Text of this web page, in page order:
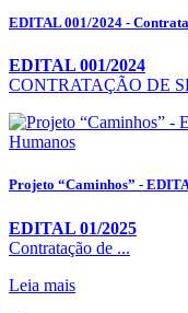
EDITAL 001/2024 -
EDITAL 001/2024
CONTRATAÇÃO DE
Projeto “Caminhos” -
EDITAL 01/2025
Contratação de ...
Leia mais